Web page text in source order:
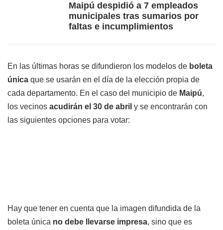
Maipú despidió a 7 empleados
municipales tras sumarios por
faltas e incumplimientos
En las últimas horas se difundieron los modelos de boleta
única que se usarán en el día de la elección propia de
cada departamento. En el caso del municipio de Maipú,
los vecinos acudirán el 30 de abril y se encontrarán con
las siguientes opciones para votar:
Hay que tener en cuenta que la imagen difundida de la
boleta única no debe llevarse impresa, sino que es